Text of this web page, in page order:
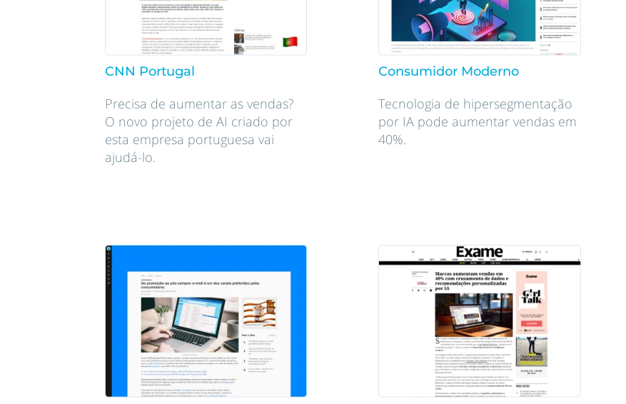
CNN Portugal
Precisa de aumentar as vendas?
O novo projeto de AI criado por
esta empresa portuguesa vai
ajudá-lo.
Consumidor Moderno
Tecnologia de hipersegmentação
por IA pode aumentar vendas em
40%.